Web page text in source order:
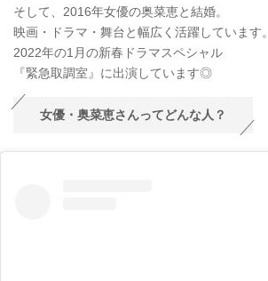
そして、2016年女優の奥菜恵と結婚。
映画・ドラマ・舞台と幅広く活躍しています。
2022年の1月の新春ドラマスペシャル
『緊急取調室』に出演しています◎
女優・奥菜恵さんってどんな人？